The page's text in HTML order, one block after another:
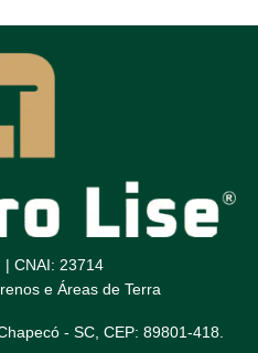
| CNAI: 23714
e Áreas de Terra
- SC, CEP: 89801-418.